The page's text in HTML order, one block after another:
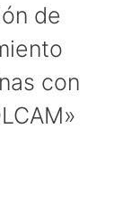
de
con